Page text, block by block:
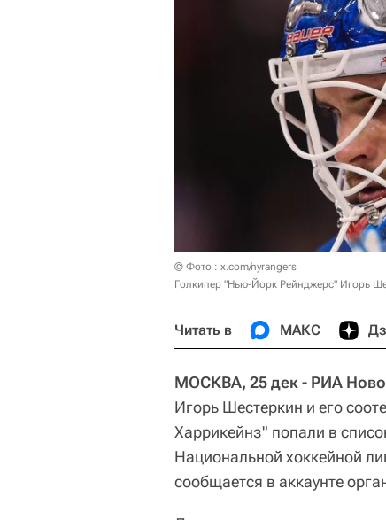
© Фото : x.com/nyrangers
Голкипер "Нью-Йорк Рейнджерс" Игорь
Читать в МАКС
МОСКВА, 25 дек - РИА
Игорь Шестеркин и его
Харрикейнз" попали в
Национальной хоккейной
сообщается в аккаунте